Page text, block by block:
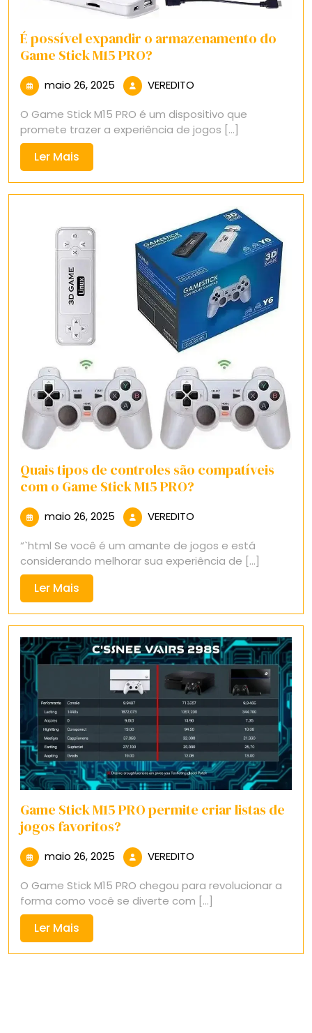
É possível expandir o armazenamento do
Game Stick M15 PRO?
maio 26, 2025 maio
2025
VEREDITO
O Game Stick M15 PRO é um dispositivo que
promete trazer a experiência de jogos [...]
Ler Mais
Mais
Quais tipos de controles são compatíveis
com o Game Stick M15 PRO?
maio 26, 2025 maio
26,
2025
VEREDITO
“`html Se você é um amante de jogos e está
considerando melhorar sua experiência de [...]
Ler Mais
Mais
Game Stick M15 PRO permite criar listas de
jogos favoritos?
maio 26, 2025 maio
2025
VEREDITO
O Game Stick M15 PRO chegou para revolucionar a
forma como você se diverte com [...]
Ler Mais
Mais